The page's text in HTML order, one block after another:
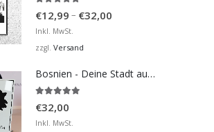
€12,99 – €32,00
Inkl. MwSt.
zzgl. Versand
Bosnien - Deine Stadt auf der Karte - Black
€32,00
Inkl. MwSt.